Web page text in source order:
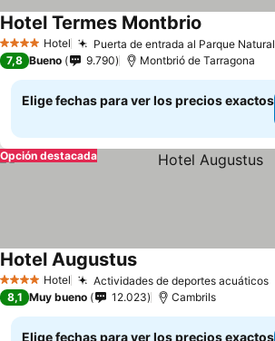
4 EstrellasHotel
Hotel Termes Montbrio
7,8 Bueno 9.790 Montbrió de Tarragona
Elige fechas para ver los precios exactos
Opción destacada
4 EstrellasHotel Actividades de deportes acuáticos
Hotel Augustus
8,1 Muy bueno 12.023 Cambrils
Elige fechas para ver los precios exactos